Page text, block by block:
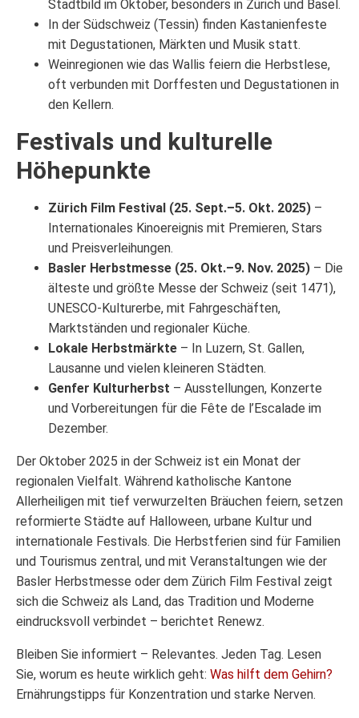
Stadtbild im Oktober, besonders in Zürich und Basel.
In der Südschweiz (Tessin) finden Kastanienfeste
mit Degustationen, Märkten und Musik statt.
Weinregionen wie das Wallis feiern die Herbstlese,
oft verbunden mit Dorffesten und Degustationen in
den Kellern.
Festivals und kulturelle
Höhepunkte
Zürich Film Festival (25. Sept.–5. Okt. 2025) –
Internationales Kinoereignis mit Premieren, Stars
und Preisverleihungen.
Basler Herbstmesse (25. Okt.–9. Nov. 2025) – Die
älteste und größte Messe der Schweiz (seit 1471),
UNESCO-Kulturerbe, mit Fahrgeschäften,
Marktständen und regionaler Küche.
Lokale Herbstmärkte – In Luzern, St. Gallen,
Lausanne und vielen kleineren Städten.
Genfer Kulturherbst – Ausstellungen, Konzerte
und Vorbereitungen für die Fête de l’Escalade im
Dezember.
Der Oktober 2025 in der Schweiz ist ein Monat der
regionalen Vielfalt. Während katholische Kantone
Allerheiligen mit tief verwurzelten Bräuchen feiern, setzen
reformierte Städte auf Halloween, urbane Kultur und
internationale Festivals. Die Herbstferien sind für Familien
und Tourismus zentral, und mit Veranstaltungen wie der
Basler Herbstmesse oder dem Zürich Film Festival zeigt
sich die Schweiz als Land, das Tradition und Moderne
eindrucksvoll verbindet – berichtet Renewz.
Bleiben Sie informiert – Relevantes. Jeden Tag. Lesen
Sie, worum es heute wirklich geht: Was hilft dem Gehirn?
Ernährungstipps für Konzentration und starke Nerven.